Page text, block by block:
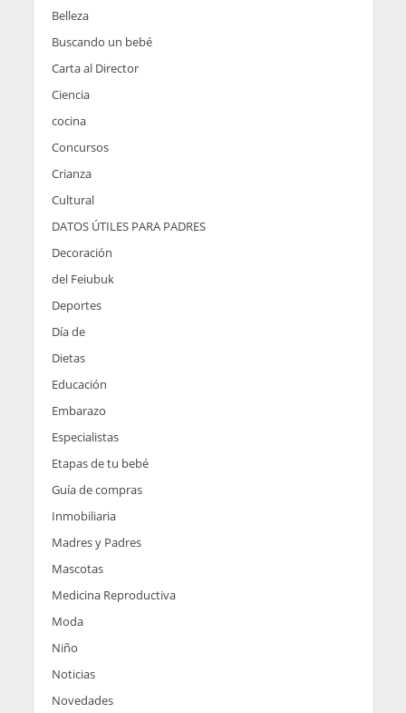
Belleza
Buscando un bebé
Carta al Director
Ciencia
cocina
Concursos
Crianza
Cultural
DATOS ÚTILES PARA PADRES
Decoración
del Feiubuk
Deportes
Día de
Dietas
Educación
Embarazo
Especialistas
Etapas de tu bebé
Guía de compras
Inmobiliaria
Madres y Padres
Mascotas
Medicina Reproductiva
Moda
Niño
Noticias
Novedades